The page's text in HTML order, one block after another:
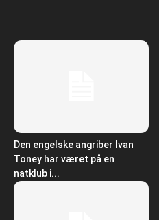
Den engelske angriber Ivan
Toney har været på en
natklub i...